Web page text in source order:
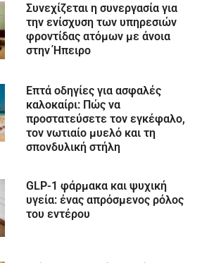
Συνεχίζεται η συνεργασία για
την ενίσχυση των υπηρεσιών
φροντίδας ατόμων με άνοια
στην Ήπειρο
Επτά οδηγίες για ασφαλές
καλοκαίρι: Πώς να
προστατεύσετε τον εγκέφαλο,
τον νωτιαίο μυελό και τη
σπονδυλική στήλη
GLP-1 φάρμακα και ψυχική
υγεία: ένας απρόσμενος ρόλος
του εντέρου